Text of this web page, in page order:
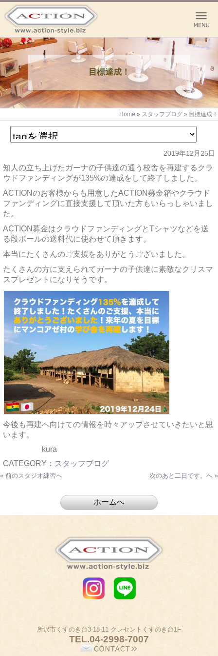
目標達成！
Home » スタッフブログ » 目標達成！
2019年12月25日
知人の立ち上げたガーナの子供達の通う校舎を再建するクラ
ウドファンディングが135%の達成をして終了しました。
ACTIONのお客様からも用意したACTION募金箱やクラウド
ファンディングに直接支援して頂いた方もいらっしゃいまし
た。
ACTION募金はクラウドファンディングとTシャツなどを送
る段ボールの送料代に使わせて頂きます。
本当にたくさんのご支援をありがとうございました。
たくさんの方に支えられてガーナの子供達に素敵なクリスマ
スプレゼントになりそうです。
今後も再建へ向けての情報を時々アップさせていきたいと思
います。
kura
CATEGORY： スタッフブログ
« 前のスタジオ練習へ 次のあと二日です。 へ »
所沢市くすのき台3-18-11 クレセントくすのき台1F
TEL.04-2998-7007